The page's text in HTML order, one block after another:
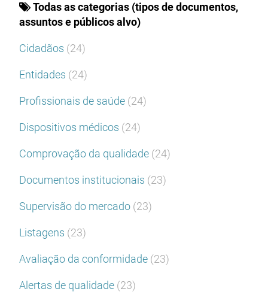
Todas as categorias (tipos de documentos,
assuntos e públicos alvo)
Cidadãos (24)
Entidades (24)
Profissionais de saúde (24)
Dispositivos médicos (24)
Comprovação da qualidade (24)
Documentos institucionais (23)
Supervisão do mercado (23)
Listagens (23)
Avaliação da conformidade (23)
Alertas de qualidade (23)